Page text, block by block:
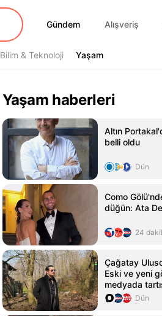
Gündem
Gündem Alışveriş
Bilim & Teknoloji Yaşam
Yaşam
Yaşam haberleri
Altın
belli oldu
Dün
Como
düğün: Ata
24
Çağatay
Eski ve yeni
medyada
Dün